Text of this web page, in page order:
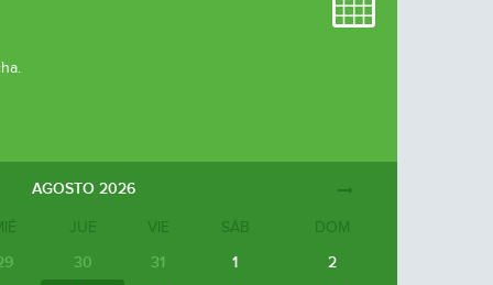
AGOSTO 2026
JUE VIE SÁB DOM
30 31 1
2